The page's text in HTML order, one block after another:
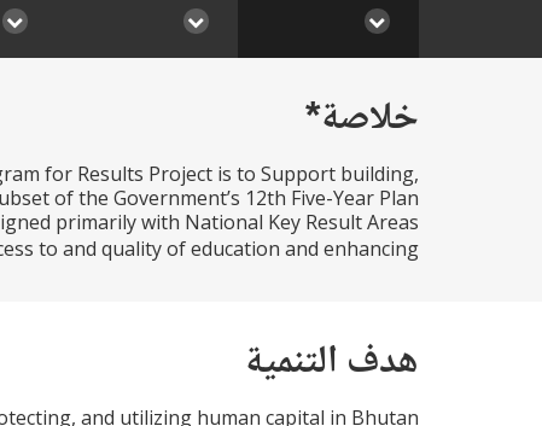
خلاصة*
for Results Project is to Support building,
of the Government’s 12th Five-Year Plan
primarily with National Key Result Areas
to and quality of education and enhancing...
هدف التنمية
and utilizing human capital in Bhutan